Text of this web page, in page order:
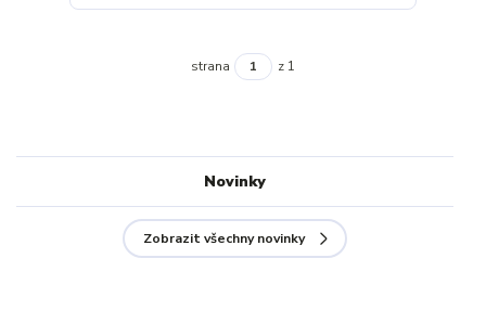
strana z 1
Novinky
Zobrazit všechny novinky